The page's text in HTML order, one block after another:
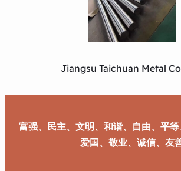
Jiangsu Taichuan Metal
富强、民主、文明、和谐、自由、平等
爱国、敬业、诚信、友